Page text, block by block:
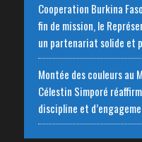
‎Cooperation Burkina
fin de mission, le
un partenariat solide et
Montée des couleurs au
Célestin Simporé
discipline et